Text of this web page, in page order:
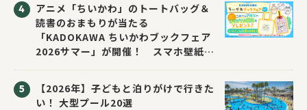
アニメ「ちいかわ」のトートバッグ＆
読書のおまもりが当たる
「KADOKAWA ちいかわブックフェア
2026サマー」が開催！ スマホ壁紙は
【2026年】子どもと泊りがけで行きた
い！ 大型プール20選